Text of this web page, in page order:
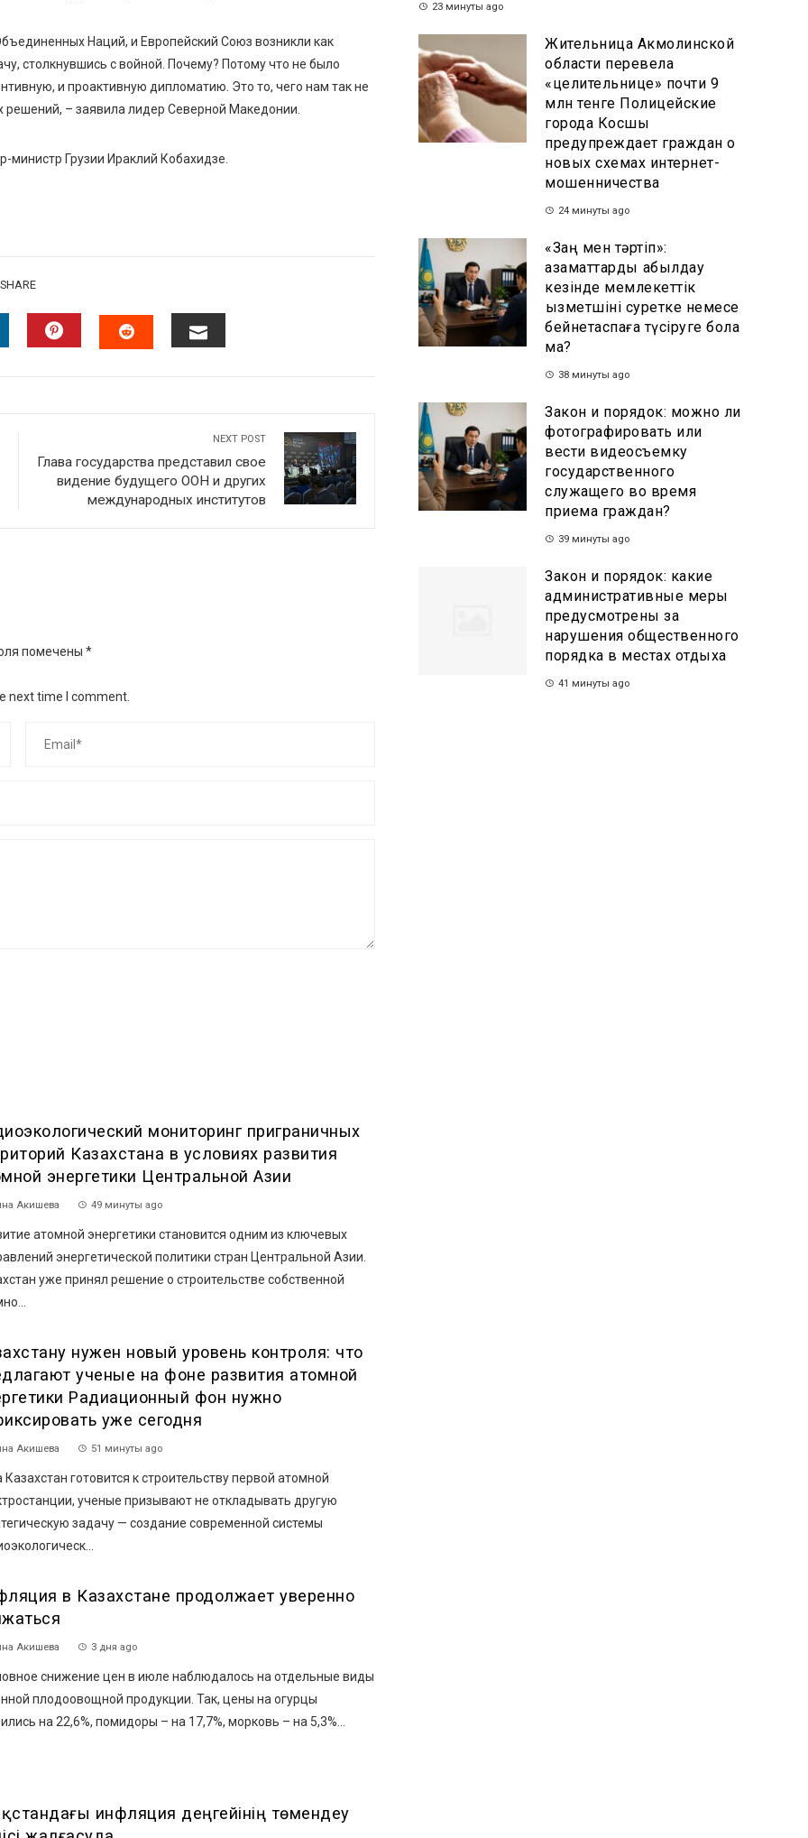
Наций, и Европейский Союз возникли как
столкнувшись с войной. Почему? Потому что не было
и проактивную дипломатию. Это то, чего нам так не
– заявила лидер Северной Македонии.
министр Грузии Ираклий Кобахидзе.
SHARE
NEXT POST
Глава государства представил свое
видение будущего ООН и других
международных институтов
помечены *
next time I comment.
мониторинг приграничных
Казахстана в условиях развития
энергетики Центральной Азии
Акишева 49 минуты ago
атомной энергетики становится одним из ключевых
энергетической политики стран Центральной Азии.
уже принял решение о строительстве собственной
нужен новый уровень контроля: что
ученые на фоне развития атомной
Радиационный фон нужно
уже сегодня
Акишева 51 минуты ago
Казахстан готовится к строительству первой атомной
ученые призывают не откладывать другую
задачу — создание современной системы
в Казахстане продолжает уверенно
Акишева 3 дня ago
снижение цен в июле наблюдалось на отдельные виды
плодоовощной продукции. Так, цены на огурцы
на 22,6%, помидоры – на 17,7%, морковь – на 5,3%...
инфляция деңгейінің төмендеу
23 минуты ago
Жительница Акмолинской
области перевела
«целительнице» почти 9
млн тенге Полицейские
города Косшы
предупреждает граждан о
новых схемах интернет-
мошенничества
24 минуты ago
«Заң мен тәртіп»:
азаматтарды қабылдау
кезінде мемлекеттік
қызметшіні суретке немесе
бейнетаспаға түсіруге бола
ма?
38 минуты ago
Закон и порядок: можно ли
фотографировать или
вести видеосъемку
государственного
служащего во время
приема граждан?
39 минуты ago
Закон и порядок: какие
административные меры
предусмотрены за
нарушения общественного
порядка в местах отдыха
41 минуты ago